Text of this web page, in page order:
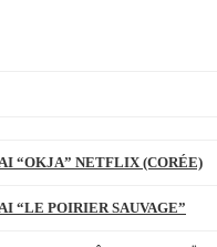
“OKJA” NETFLIX (CORÉE)
“LE POIRIER SAUVAGE”